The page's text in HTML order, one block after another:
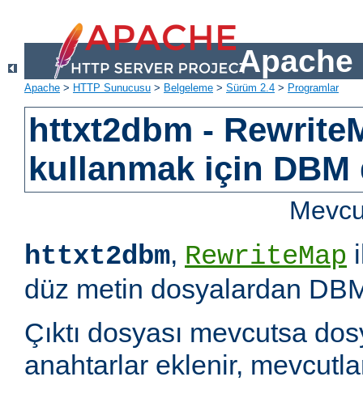
Apache
Apache > HTTP Sunucusu > Belgeleme > Sürüm 2.4 > Programlar
httxt2dbm -
kullanmak için DBM
httxt2dbm, RewriteMap
düz metin dosyalardan
Çıktı dosyası mevcutsa
anahtarlar eklenir,